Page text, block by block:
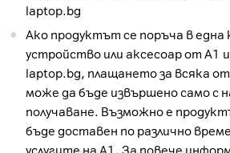
laptop.bg
Ако продуктът се поръча в една
устройство или аксесоар от А1
laptop.bg, плащането за всяка
може да бъде извършено само с
получаване. Възможно е
бъде доставен по различно